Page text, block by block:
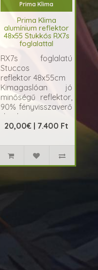
Prima Klima
Prima Klima
alumínium reflektor
48x55 Stukkós RX7s
foglalattal
RX7s foglalatú
Stuccos
reflektor 48x55cm
Kimagaslóan jó
minőségű reflektor,
90% fényvisszaverő
dombornyomott
mintával, stabilizáló
RX..
20,00€ | 7.400 Ft